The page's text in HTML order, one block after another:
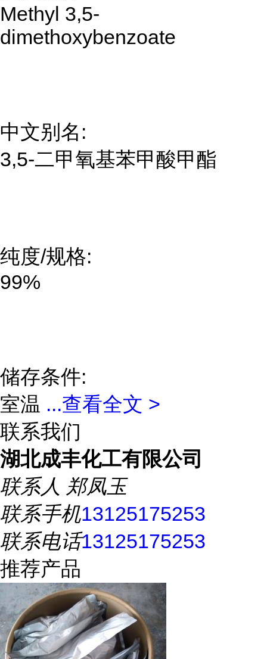
Methyl 3,5-
dimethoxybenzoate
中文别名:
3,5-二甲氧基苯甲酸甲酯
纯度/规格:
99%
储存条件:
室温 ...查看全文 >
联系我们
湖北成丰化工有限公司
联系人 郑凤玉
联系手机13125175253
联系电话13125175253
推荐产品